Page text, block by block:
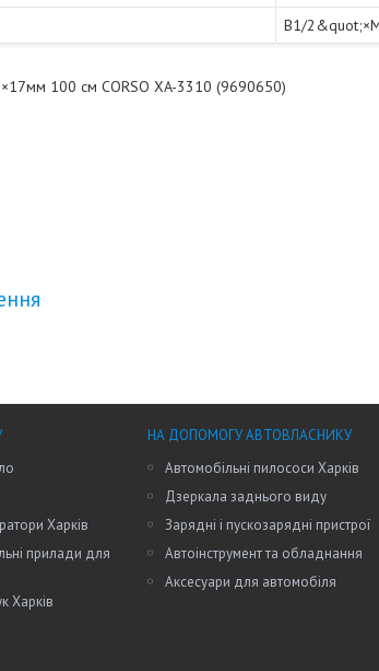
B1/
100 см CORSO XA-3310 (9690650)
Харків
прилади для
Харків
НА ДОПОМОГУ АВТОВЛАСНИКУ
Автомобільні пилососи Харків
Дзеркала заднього виду
Зарядні і пускозарядні пристрої
Автоінструмент та обладнання
Аксесуари для автомобіля